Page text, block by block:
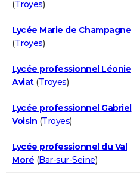
(Troyes)
Lycée Marie de Champagne
(Troyes)
Lycée professionnel Léonie
Aviat(Troyes)
Lycée professionnel Gabriel
Voisin (Troyes)
Lycée professionnel du Val
Moré (Bar-sur-Seine)